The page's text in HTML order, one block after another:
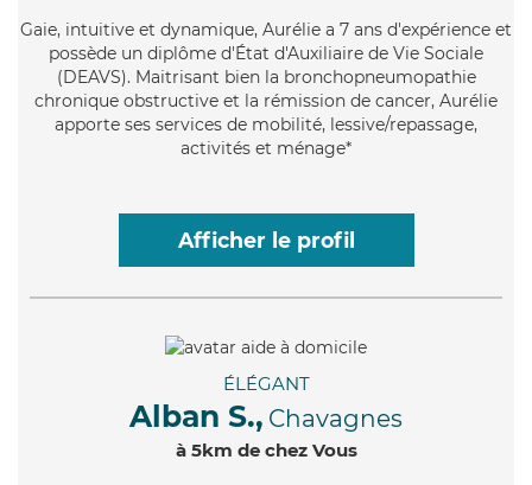
Gaie, intuitive et dynamique, Aurélie a 7 ans d'expérience et
possède un diplôme d'État d'Auxiliaire de Vie Sociale
(DEAVS). Maitrisant bien la bronchopneumopathie
chronique obstructive et la rémission de cancer, Aurélie
apporte ses services de mobilité, lessive/repassage,
activités et ménage*
Afficher le profil
ÉLÉGANT
Alban S., Chavagnes
à 5km de chez Vous